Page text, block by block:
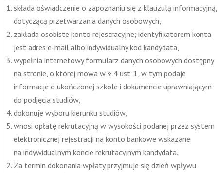
składa oświadczenie o zapoznaniu się z klauzulą informacyjną,
dotyczącą przetwarzania danych osobowych,
zakłada osobiste konto rejestracyjne; identyfikatorem konta
jest adres e-mail albo indywidualny kod kandydata,
wypełnia internetowy formularz danych osobowych dostępny
na stronie, o której mowa w § 4 ust. 1, w tym podaje
informacje o ukończonej szkole i dokumencie uprawniającym
do podjęcia studiów,
dokonuje wyboru kierunku studiów,
wnosi opłatę rekrutacyjną w wysokości podanej przez system
elektronicznej rejestracji na konto bankowe wskazane
na indywidualnym koncie rekrutacyjnym kandydata.
Za termin dokonania wpłaty przyjmuje się dzień wpływu